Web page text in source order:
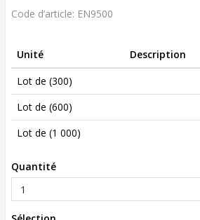
Code d’article: EN9500
Unité Description
Lot de (300)
Lot de (600)
Lot de (1 000)
Quantité